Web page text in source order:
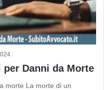
Danni da Morte
morte La morte di un